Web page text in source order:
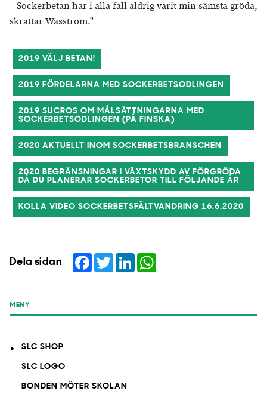
– Sockerbetan har i alla fall aldrig varit min sämsta gröda,
skrattar Wasström."
2019 VÄLJ BETAN!
2019 FÖRDELARNA MED SOCKERBETSODLINGEN
2019 SUCROS OM MÅLSÄTTNINGARNA MED
SOCKERBETSODLINGEN (PÅ FINSKA)
2020 AKTUELLT INOM SOCKERBETSBRANSCHEN
2020 BEGRÄNSNINGAR I VÄXTSKYDD AV FÖRGRÖDA
DÅ DU PLANERAR SOCKERBETOR TILL FÖLJANDE ÅR
KOLLA VIDEO SOCKERBETSFÄLTVANDRING 16.6.2020
Dela sidan Facebook
TwitterLinkedIn
MENY
SLC SHOP
SLC LOGO
BONDEN MÖTER SKOLAN